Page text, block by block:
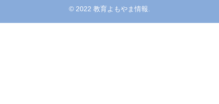
© 2022 教育よもやま情報.